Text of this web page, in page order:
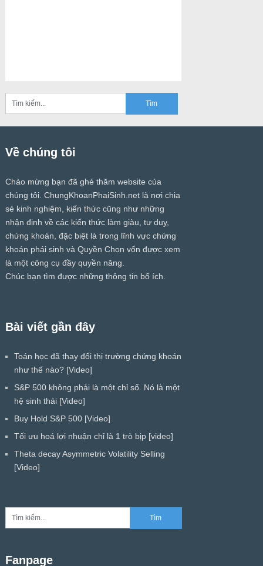
Về chúng tôi
Chào mừng bạn đã ghé thăm website của
chúng tôi. ChungKhoanPhaiSinh.netlà nơi chia
sẻ kinh nghiệm, kiến thức cũng như những
nhận định về các kiến thức làm giàu, tư duy,
chứng khoán, đặc biệt là trong lĩnh vực chứng
khoán phái sinh và Quyền Chọn vốn được xem
là một công cụ đầy quyền năng.
Chúc bạn tìm được những thông tin bổ ích.
Bài viết gần đây
Toán học đã thay đổi thị trường chứng khoán
như thế nào? [Video]
S&P 500 không phải là một chỉ số. Nó là một
hệ sinh thái [Video]
Buy Hold S&P 500 [Video]
Tối ưu hoá lợi nhuận chỉ là 1 trò bịp [video]
Theta decay Asymmetric Volatility Selling
[Video]
Fanpage